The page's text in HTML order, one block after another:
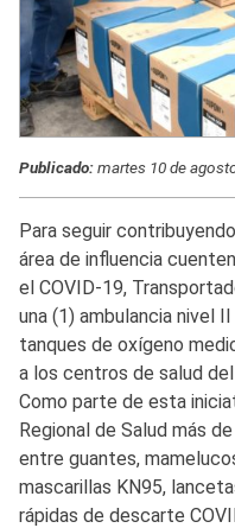
Publicado:martes 10 de
Para seguir
área de influencia
el COVID-19,
una (1) ambulancia nivel
tanques de oxígeno
a los centros de salud
Como parte de esta
Regional de Salud más
entre guantes,
mascarillas KN95,
rápidas de descarte